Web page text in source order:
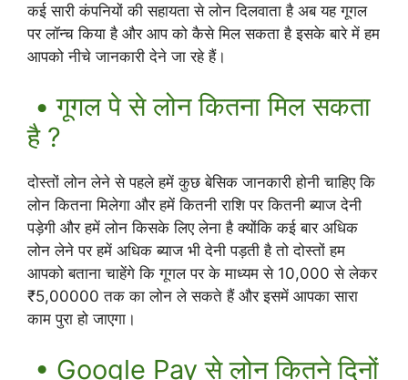
कई सारी कंपनियों की सहायता से लोन दिलवाता है अब यह गूगल
पर लॉन्च किया है और आप को कैसे मिल सकता है इसके बारे में हम
आपको नीचे जानकारी देने जा रहे हैं।
• गूगल पे से लोन कितना मिल सकता
है ?
दोस्तों लोन लेने से पहले हमें कुछ बेसिक जानकारी होनी चाहिए कि
लोन कितना मिलेगा और हमें कितनी राशि पर कितनी ब्याज देनी
पड़ेगी और हमें लोन किसके लिए लेना है क्योंकि कई बार अधिक
लोन लेने पर हमें अधिक ब्याज भी देनी पड़ती है तो दोस्तों हम
आपको बताना चाहेंगे कि गूगल पर के माध्यम से 10,000 से लेकर
₹5,00000 तक का लोन ले सकते हैं और इसमें आपका सारा
काम पुरा हो जाएगा।
• Google Pay से लोन कितने दिनों